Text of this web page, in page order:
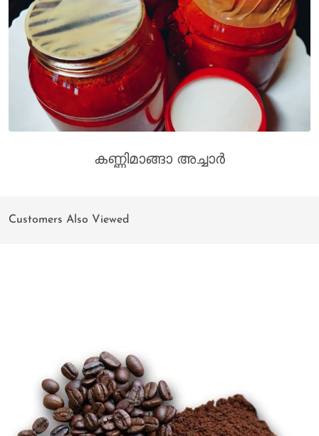
കണ്ണിമാങ്ങാ അച്ചാർ
Customers Also Viewed